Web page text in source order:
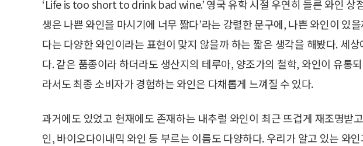
‘Life is too short to drink bad wine.’ 영국 유학 시절 우연히 들른 와인 상
생은 나쁜 와인을 마시기에 너무 짧다’라는 강렬한 문구에, 나쁜 와인이 있
다는 다양한 와인이라는 표현이 맞지 않을까 하는 짧은 생각을 해봤다. 세
다. 같은 품종이라 하더라도 생산지의 테루아, 양조가의 철학, 와인이 유통
라서도 최종 소비자가 경험하는 와인은 다채롭게 느껴질 수 있다.
과거에도 있었고 현재에도 존재하는 내추럴 와인이 최근 뜨겁게 재조명받
인, 바이오다이내믹 와인 등 부르는 이름도 다양하다. 우리가 알고 있는 와